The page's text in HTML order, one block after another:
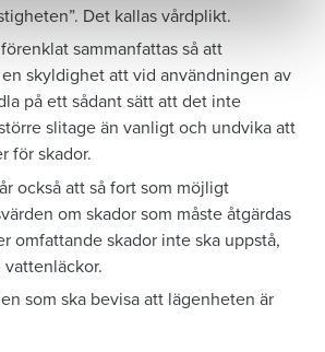
Det kallas vårdplikt.
sammanfattas så att
skyldighet att vid användningen av
på ett sådant sätt att det inte
slitage än vanligt och undvika att
för skador.
också att så fort som möjligt
om skador som måste åtgärdas
omfattande skador inte ska uppstå,
som ska bevisa att lägenheten är